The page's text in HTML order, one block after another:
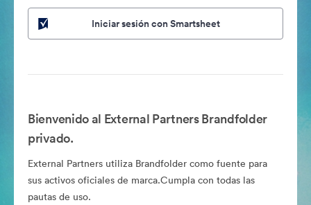
Iniciar sesión con Smartsheet
Bienvenido al External Partners Brandfolder
privado.
External Partners utiliza Brandfolder como fuente para
sus activos oficiales de marca.Cumpla con todas las
pautas de uso.